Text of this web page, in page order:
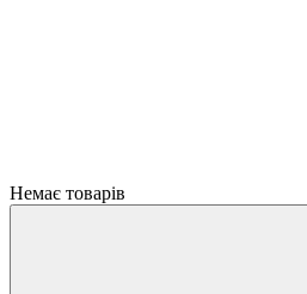
Немає товарів